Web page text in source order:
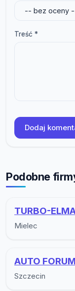
Treść *
Dodaj
Podobne
TURBO-
Mielec
AUTO
Szczecin